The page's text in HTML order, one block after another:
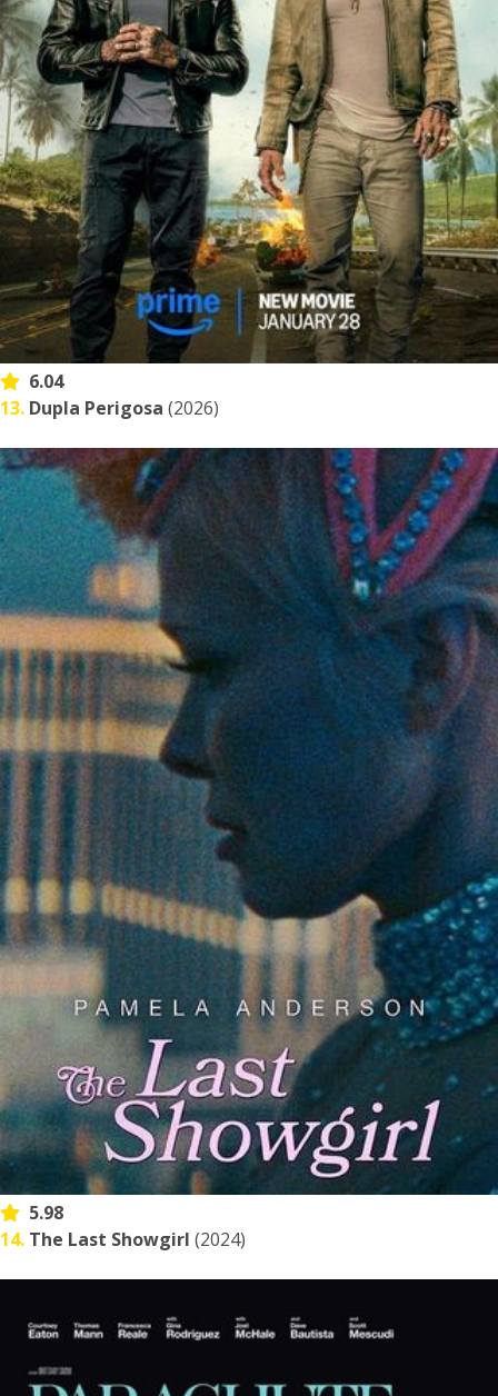
6.04
13. Dupla Perigosa (2026)
5.98
14. The Last Showgirl (2024)